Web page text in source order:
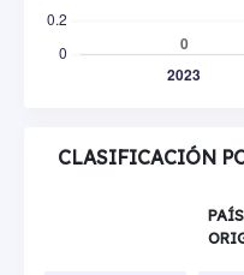
CLASIFICACIÓN